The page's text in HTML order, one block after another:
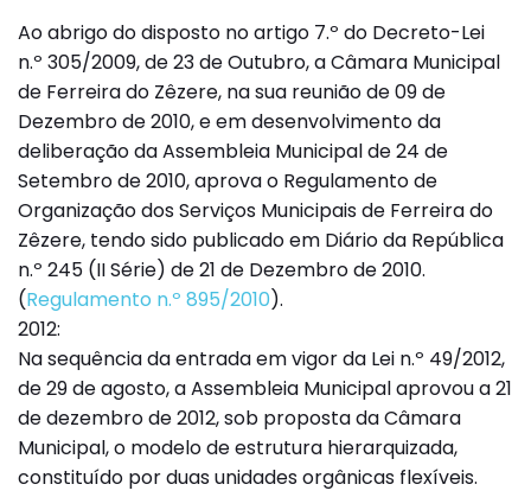
Ao abrigo do disposto no artigo 7.º do Decreto-Lei
n.º 305/2009, de 23 de Outubro, a Câmara Municipal
de Ferreira do Zêzere, na sua reunião de 09 de
Dezembro de 2010, e em desenvolvimento da
deliberação da Assembleia Municipal de 24 de
Setembro de 2010, aprova o Regulamento de
Organização dos Serviços Municipais de Ferreira do
Zêzere, tendo sido publicado em Diário da República
n.º 245 (II Série) de 21 de Dezembro de 2010.
(Regulamento n.º 895/2010).
2012:
Na sequência da entrada em vigor da Lei n.º 49/2012,
de 29 de agosto, a Assembleia Municipal aprovou a 21
de dezembro de 2012, sob proposta da Câmara
Municipal, o modelo de estrutura hierarquizada,
constituído por duas unidades orgânicas flexíveis.